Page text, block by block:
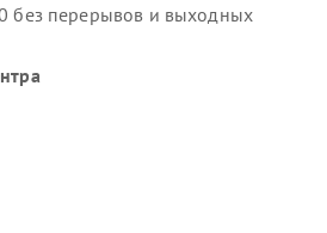
без перерывов и выходных